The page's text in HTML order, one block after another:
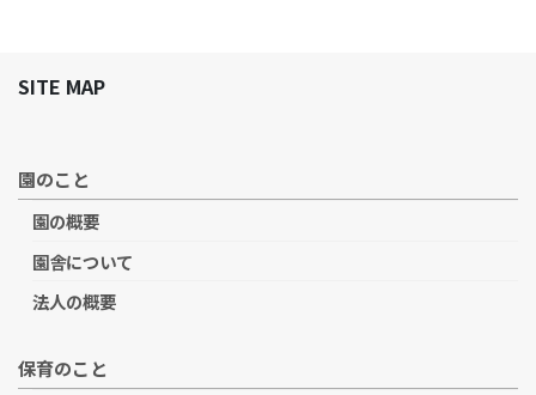
SITE MAP
園のこと
園の概要
園舎について
法人の概要
保育のこと